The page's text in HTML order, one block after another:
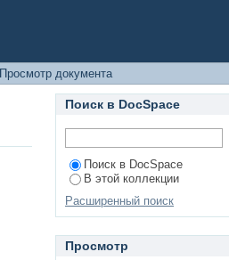
Просмотр документа
Поиск в DocSpace
Поиск в DocSpace
В этой коллекции
Расширенный поиск
Просмотр